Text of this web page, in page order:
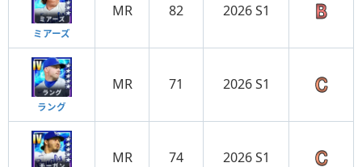
ミアーズ
MR 82 2026 S1
ラング
MR 71 2026 S1
MR 74 2026 S1